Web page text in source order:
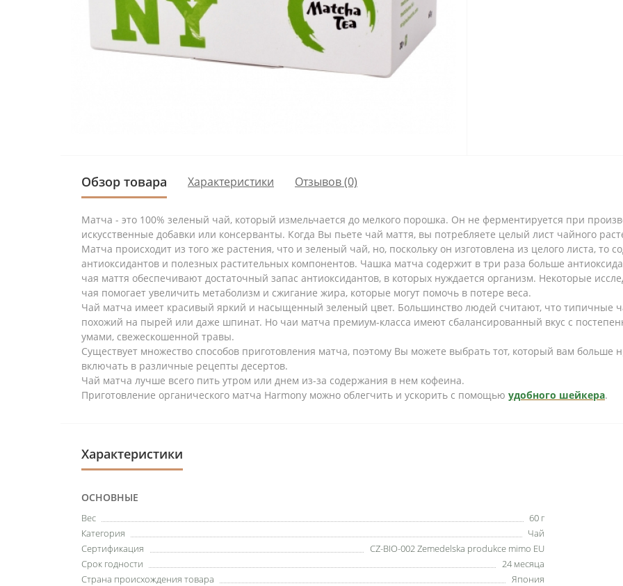
Обзор товара Характеристики Отзывов (0)
Матча - это 100% зеленый чай, который измельчается до мелкого порошка. Он не ферментируется при
искусственные добавки или консерванты. Когда Вы пьете чай маття, вы потребляете целый лист чайного
Матча происходит из того же растения, что и зеленый чай, но, поскольку он изготовлена из целого листа, то
антиоксидантов и полезных растительных компонентов. Чашка матча содержит в три раза больше
чая маття обеспечивают достаточный запас антиоксидантов, в которых нуждается организм. Некоторые
чая помогает увеличить метаболизм и сжигание жира, которые могут помочь в потере веса.
Чай матча имеет красивый яркий и насыщенный зеленый цвет. Большинство людей считают, что типичные
похожий на пырей или даже шпинат. Но чаи матча премиум-класса имеют сбалансированный вкус с
умами, свежескошенной травы.
Существует множество способов приготовления матча, поэтому Вы можете выбрать тот, который вам
включать в различные рецепты десертов.
Чай матча лучше всего пить утром или днем из-за содержания в нем кофеина.
Приготовление органического матча Harmony можно облегчить и ускорить с помощью удобного шейкера.
Характеристики
ОСНОВНЫЕ
Вес
60 г
Категория
Чай
Сертификация
CZ-BIO-002 Zemedelska produkce mimo EU
Срок годности
24 месяца
Страна происхождения товара
Япония